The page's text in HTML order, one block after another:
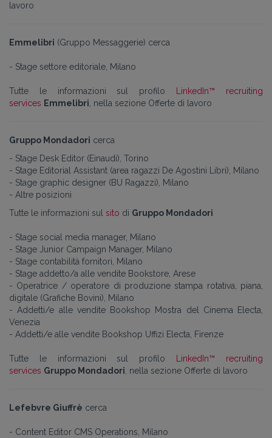
lavoro
Emmelibri (Gruppo Messaggerie) cerca
- Stage settore editoriale, Milano
Tutte le informazioni sul profilo
LinkedIn™ recruiting
services Emmelibri , nella sezione Offerte di lavoro
Gruppo Mondadori cerca
- Stage Desk Editor (Einaudi), Torino
- Stage Editorial Assistant (area ragazzi De Agostini Libri), Milano
- Stage graphic designer (BU Ragazzi), Milano
- Altre posizioni
Tutte le informazioni sul sito di Gruppo Mondadori
- Stage social media manager, Milano
- Stage Junior Campaign Manager, Milano
- Stage contabilità fornitori, Milano
- Stage addetto/a alle vendite Bookstore, Arese
- Operatrice / operatore di produzione stampa rotativa, piana,
digitale (Grafiche Bovini), Milano
- Addetti/e alle vendite Bookshop Mostra del Cinema Electa,
Venezia
- Addetti/e alle vendite Bookshop Uffizi Electa, Firenze
Tutte le informazioni sul profilo
LinkedIn™ recruiting
services Gruppo Mondadori , nella sezione Offerte di lavoro
Lefebvre Giuffrè cerca
- Content Editor CMS Operations, Milano